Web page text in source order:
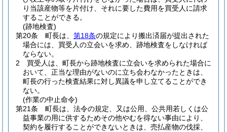
り当該産物等を片付け、それに要した費用を買受人に請求
することができる。
(跡地検査)
第20条
町長は、 第18条の規定により搬出済届が提出された
場合には、買受人の立会いを求め、跡地検査をしなければ
ならない。
2
買受人は、町長から跡地検査に立会いを求められた場合に
おいて、正当な理由がないのに立ち会わなかったときは、
町長の行った検査結果に対し異議を申し立てることができ
ない。
(作業の中止命令)
第21条
町長は、法令の規定、又は公用、公共用若しくは公
益事業の用に供するためその他やむを得ない事由により、
契約を履行することができないときは、売払産物の伐採、